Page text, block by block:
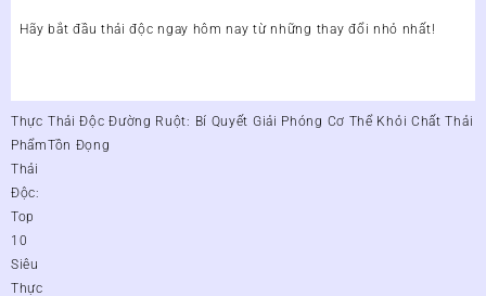
Hãy bắt đầu thải độc ngay hôm nay từ những thay đổi nhỏ nhất!
Điều
hướng
bài
viết
Thực
Phẩm
Thải
Độc:
Top
10
Siêu
Thực
Thải Độc Đường Ruột: Bí Quyết Giải Phóng Cơ Thể Khỏi Chất Thải
Tồn Đọng